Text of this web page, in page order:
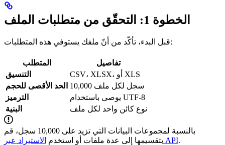
الخطوة 1: التحقّق من متطلبات الملف
قبل البدء، تأكّد من أنّ ملفك يستوفي هذه المتطلبات:
المتطلب
تفاصيل
التنسيق
CSV، XLSX، أو XLS
الحد الأقصى للحجم
10,000 سجل لكل ملف
الترميز
يوصى باستخدام UTF-8
البنية
نوع كائن واحد لكل ملف
بالنسبة لمجموعات البيانات التي تزيد على 10,000 سجل، قم
بتقسيمها إلى عدة ملفات أو استخدم الاستيراد عبر API.